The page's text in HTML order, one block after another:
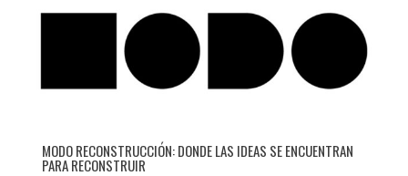
MODO RECONSTRUCCIÓN: DONDE LAS IDEAS SE ENCUENTRAN
PARA RECONSTRUIR